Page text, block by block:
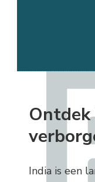
Ontdek
India is een